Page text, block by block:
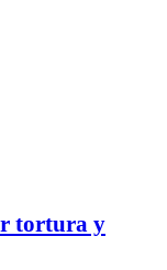
tortura y